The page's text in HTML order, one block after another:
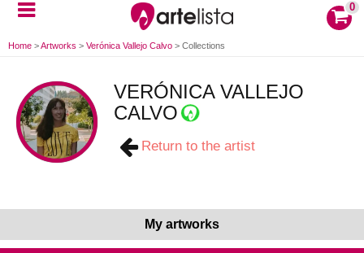
0
Home >Artworks > Verónica Vallejo Calvo > Collections
VERÓNICA VALLEJO
CALVO
Return to the artist
My artworks